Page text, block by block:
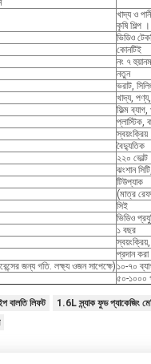
খাদ্য ও
কৃষি শিল্প ।
ভিডিও
কোনটিই
নং ৭
নতুন
ভরাট,
খাদ্য,
ফিল্ম
প্লাস্টিক,
স্বয়ংক্রিয়
বৈদ্যুতিক
২২০ ভোল্ট
ঝংশান
টিউপ্যাক
(মাত্র
সিই
ভিডিও
১ বছর
স্বয়ংক্রিয়,
প্রদান করা
জন্য গতি. লক্ষ্য ওজন সাপেক্ষে) ১০-৭০
৫০-১০০০
বালতি লিফট
1.6L স্ন্যাক ফুড প্যাকেজিং